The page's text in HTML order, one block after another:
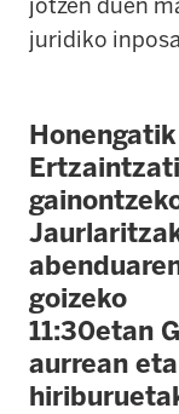
jotzen duen
juridiko
goizeko
11:30etan
aurrean